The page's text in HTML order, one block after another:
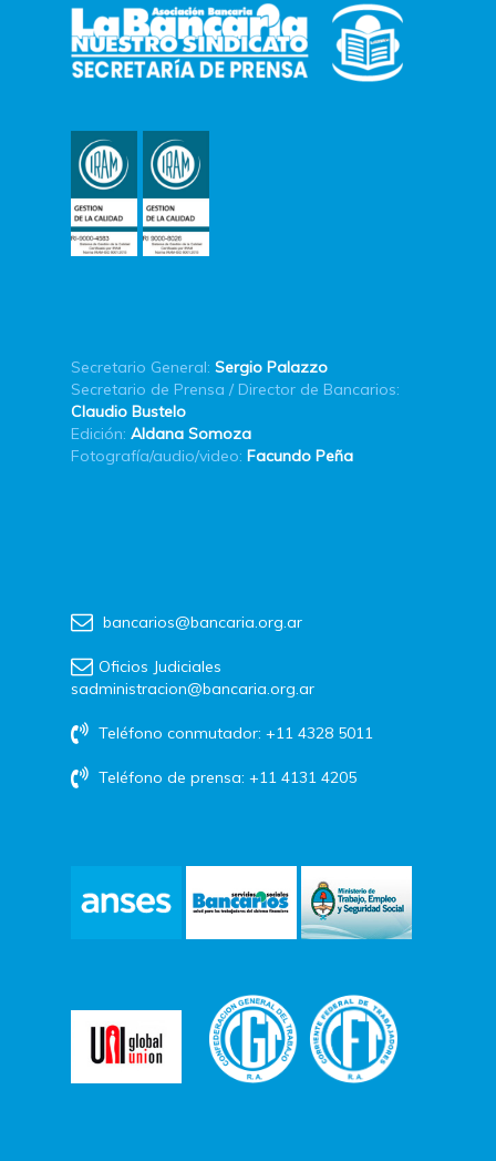
Secretario General: Sergio Palazzo
Secretario de Prensa / Director de Bancarios:
Claudio Bustelo
Edición: Aldana Somoza
Fotografía/audio/video: Facundo Peña
bancarios@bancaria.org.ar
Oficios Judiciales
sadministracion@bancaria.org.ar
Teléfono conmutador: +11 4328 5011
Teléfono de prensa: +11 4131 4205